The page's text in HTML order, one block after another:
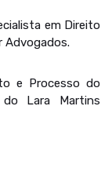
em Direito
Advogados.
e Processo do
Lara Martins